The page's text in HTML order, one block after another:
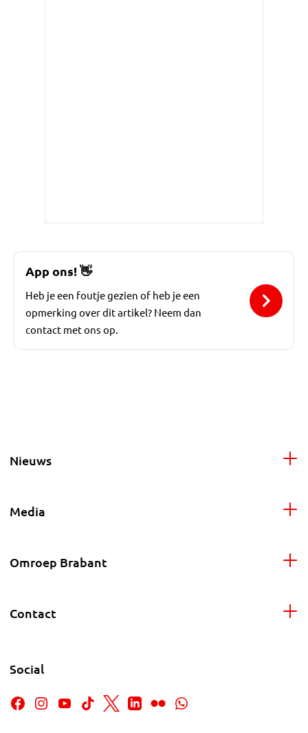
App ons!👋
Heb je een foutje gezien of heb je een
opmerking over dit artikel? Neem dan
contact met ons op.
Nieuws
Media
Omroep Brabant
Contact
Social